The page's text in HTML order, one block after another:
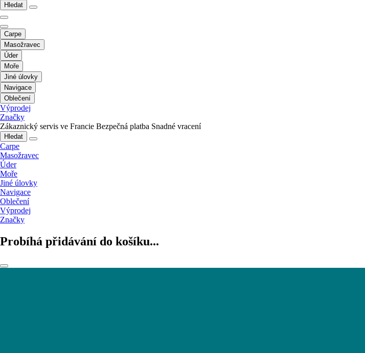
Hledat
Carpe
Masožravec
Úder
Moře
Jiné úlovky
Navigace
Oblečení
Výprodej
Značky
Zákaznický servis ve Francie Bezpečná platba Snadné vracení
Hledat
Carpe
Masožravec
Úder
Moře
Jiné úlovky
Navigace
Oblečení
Výprodej
Značky
Probíhá přidávání do košíku...